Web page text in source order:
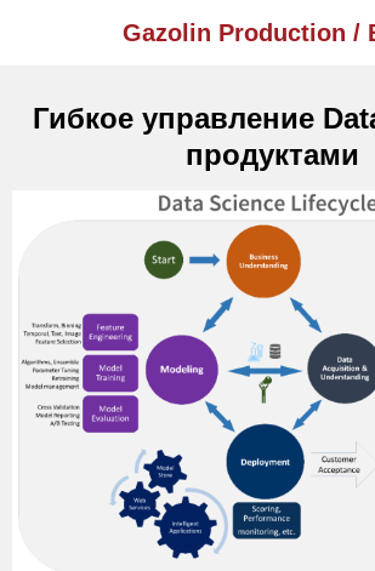
Gazolin Production /
Гибкое управление
продуктами